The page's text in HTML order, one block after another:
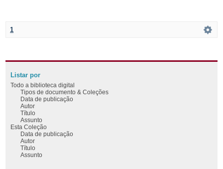
1
Listar por
Todo a biblioteca digital
Tipos de documento & Coleções
Data de publicação
Autor
Título
Assunto
Esta Coleção
Data de publicação
Autor
Título
Assunto